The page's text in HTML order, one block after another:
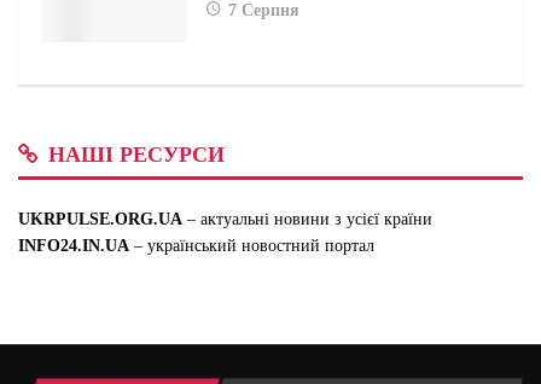
7 Серпня
НАШІ РЕСУРСИ
UKRPULSE.ORG.UA – актуальні новини з усієї країни
INFO24.IN.UA – український новостний портал